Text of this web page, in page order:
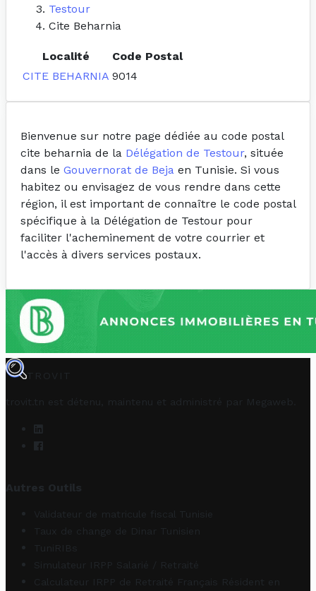
Testour
Cite Beharnia
Localité
Code Postal
CITE BEHARNIA 9014
Bienvenue sur notre page dédiée au code postal
cite beharnia de la Délégation de Testour, située
dans le Gouvernorat de Beja en Tunisie. Si vous
habitez ou envisagez de vous rendre dans cette
région, il est important de connaître le code postal
spécifique à la Délégation de Testour pour
faciliter l'acheminement de votre courrier et
l'accès à divers services postaux.
TROVIT
trovit.tn est détenu, maintenu et administré par Megaweb
Autres Outils
Validateur de matricule fiscal Tunisie
Taux de change de Dinar Tunisien
TuniRIBs
Simulateur IRPP Salarié / Retraité
Calculateur IRPP de Retraité Français Résident en